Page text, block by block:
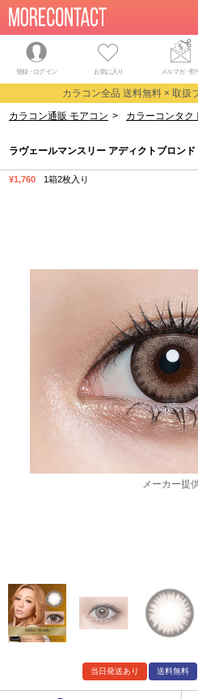
登録・ログイン お気に入り メルマガ・割引
カラコン全品 送料無料 × 取扱
カラコン通販 モアコン > カラーコンタク
ラヴェールマンスリー アディクトブロンド
¥1,760 1箱2枚入り
当日発送あり 送料無料